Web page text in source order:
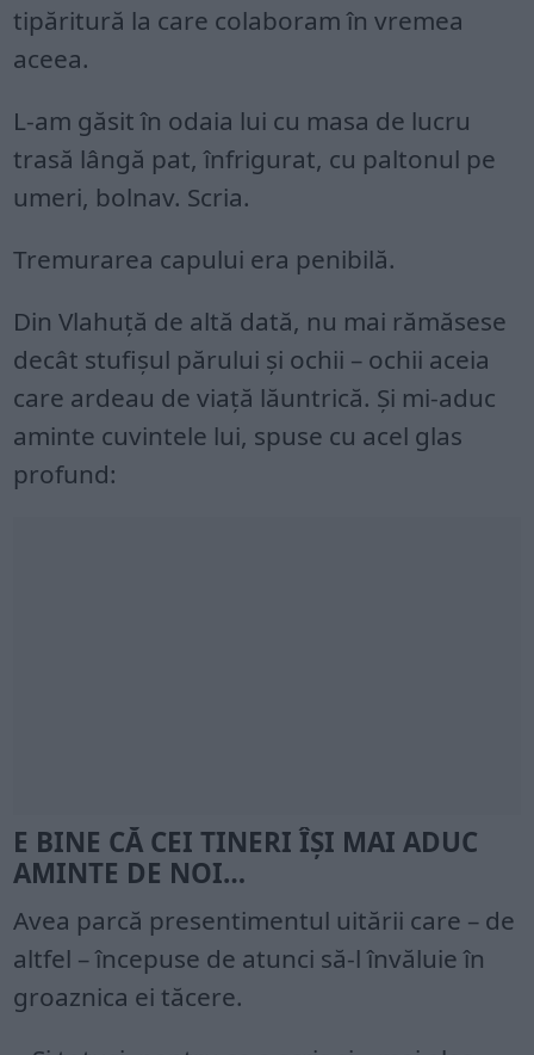
tipăritură la care colaboram în vremea
aceea.
L-am găsit în odaia lui cu masa de lucru
trasă lângă pat, înfrigurat, cu paltonul pe
umeri, bolnav. Scria.
Tremurarea capului era penibilă.
Din Vlahuţă de altă dată, nu mai rămăsese
decât stufişul părului şi ochii – ochii aceia
care ardeau de viaţă lăuntrică. Şi mi-aduc
aminte cuvintele lui, spuse cu acel glas
profund:
E BINE CĂ CEI TINERI ÎŞI MAI ADUC
AMINTE DE NOI…
Avea parcă presentimentul uitării care – de
altfel – începuse de atunci să-l învăluie în
groaznica ei tăcere.